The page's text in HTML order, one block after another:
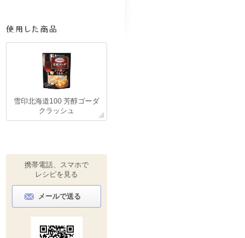
雪印北海道100 芳醇ゴーダ
クラッシュ
携帯電話、スマホで
レシピを見る
メールで送る